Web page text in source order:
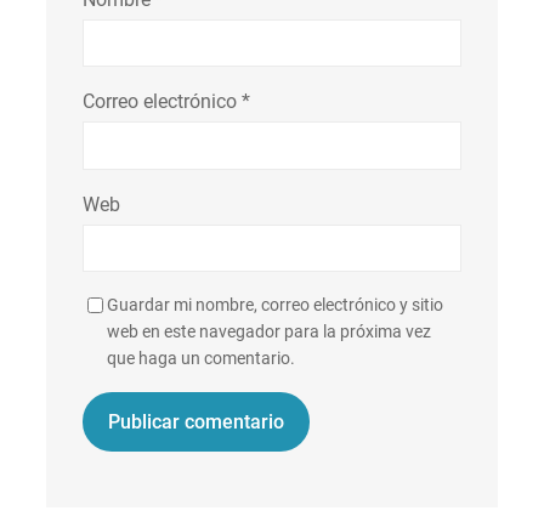
Correo electrónico *
Web
Guardar mi nombre, correo electrónico y sitio
web en este navegador para la próxima vez
que haga un comentario.